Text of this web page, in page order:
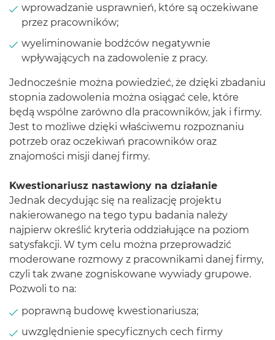
wprowadzanie usprawnień, które są oczekiwane
przez pracowników;
wyeliminowanie bodźców negatywnie
wpływających na zadowolenie z pracy.
Jednocześnie można powiedzieć, że dzięki zbadaniu
stopnia zadowolenia można osiągać cele, które
będą wspólne zarówno dla pracowników, jak i firmy.
Jest to możliwe dzięki właściwemu rozpoznaniu
potrzeb oraz oczekiwań pracowników oraz
znajomości misji danej firmy.
Kwestionariusz nastawiony na działanie
Jednak decydując się na realizację projektu
nakierowanego na tego typu badania należy
najpierw określić kryteria oddziałujące na poziom
satysfakcji. W tym celu można przeprowadzić
moderowane rozmowy z pracownikami danej firmy,
czyli tak zwane zogniskowane wywiady grupowe.
Pozwoli to na:
poprawną budowę kwestionariusza;
uwzględnienie specyficznych cech firmy